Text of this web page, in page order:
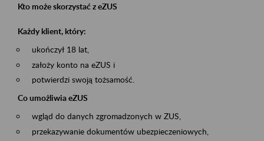
Kto może skorzystać z eZUS
Każdy klient, który:
ukończył 18 lat,
założy konto na eZUS i
potwierdzi swoją tożsamość.
Co umożliwia eZUS
wgląd do danych zgromadzonych w ZUS,
przekazywanie dokumentów ubezpieczeniowych,